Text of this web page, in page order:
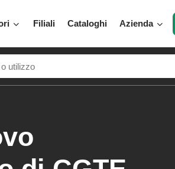
Filiali Cataloghi Azienda